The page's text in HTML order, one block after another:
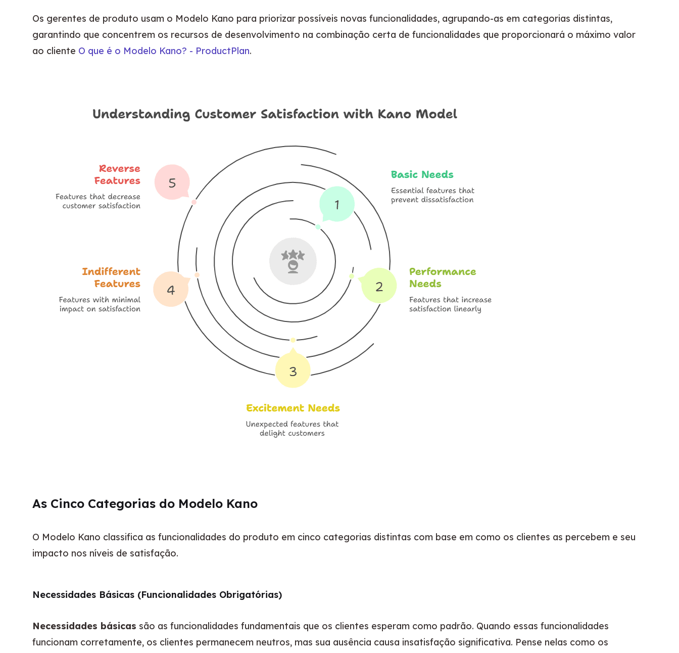
Os gerentes de produto usam o Modelo Kano para priorizar possíveis novas funcionalidades, agrupando-as em categorias distintas,
garantindo que concentrem os recursos de desenvolvimento na combinação certa de funcionalidades que proporcionará o máximo valor
ao cliente O que é o Modelo Kano? - ProductPlan.
As Cinco Categorias do Modelo Kano
O Modelo Kano classifica as funcionalidades do produto em cinco categorias distintas com base em como os clientes as percebem e seu
impacto nos níveis de satisfação.
Necessidades Básicas (Funcionalidades Obrigatórias)
Necessidades básicas são as funcionalidades fundamentais que os clientes esperam como padrão. Quando essas funcionalidades
funcionam corretamente, os clientes permanecem neutros, mas sua ausência causa insatisfação significativa. Pense nelas como os